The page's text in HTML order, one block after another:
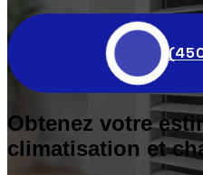
Obtenez votre
climatisation et